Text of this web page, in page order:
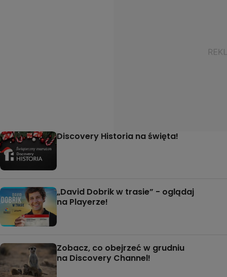
Discovery Historia na święta!
„David Dobrik w trasie” - oglądaj
na Playerze!
Zobacz, co obejrzeć w grudniu
na Discovery Channel!